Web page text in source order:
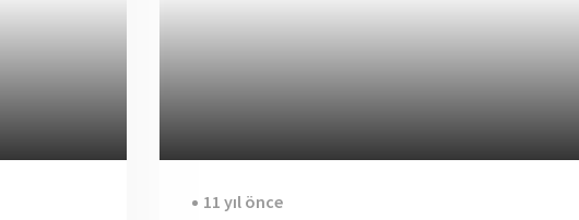
11 yıl önce